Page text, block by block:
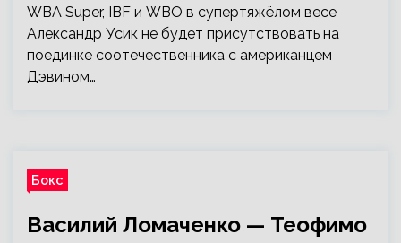
WBA Super, IBF и WBO в супертяжёлом весе
Александр Усик не будет присутствовать на
поединке соотечественника с американцем
Дэвином…
Бокс
Василий Ломаченко — Теофимо